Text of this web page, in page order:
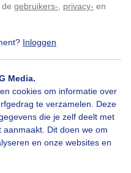
gebruikers- privacy- en
Inloggen
Media.
cookies om informatie over
te verzamelen. Deze
die je zelf deelt met
Dit doen we om
en onze websites en
34x bekeken
te passen